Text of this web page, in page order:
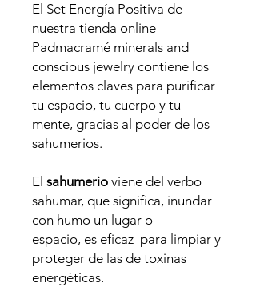
El Set Energía Positiva de
nuestra tienda online
Padmacramé minerals and
conscious jewelry contiene los
elementos claves para purificar
tu espacio, tu cuerpo y tu
mente, gracias al poder de los
sahumerios.
El sahumerio viene del verbo
sahumar, que significa, inundar
con humo un lugar o
espacio, es eficaz para limpiar y
proteger de las de toxinas
energéticas.